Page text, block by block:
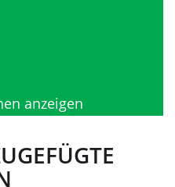
anzeigen